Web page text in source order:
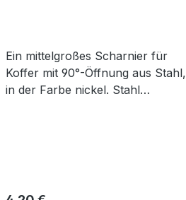
Ein mittelgroßes Scharnier für
Koffer mit 90°-Öffnung aus Stahl,
in der Farbe nickel. Stahl
Schrauben geeignet).